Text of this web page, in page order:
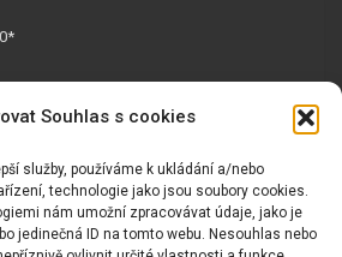
Souhlas s cookies
služby, používáme k ukládání a/nebo
technologie jako jsou soubory cookies.
nám umožní zpracovávat údaje, jako je
jedinečná ID na tomto webu. Nesouhlas nebo
PO/ST/PÁ